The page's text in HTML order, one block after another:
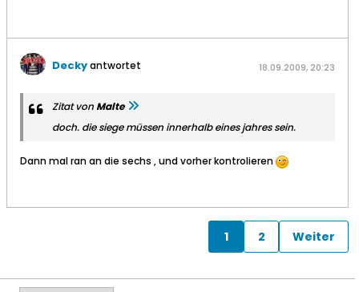
Deckyantwortet 18.09.2009, 20:23
Zitat vonMalte
doch. die siege müssen innerhalb eines jahres sein.
Dann mal ran an die sechs , und vorher kontrolieren
1 2 Weiter